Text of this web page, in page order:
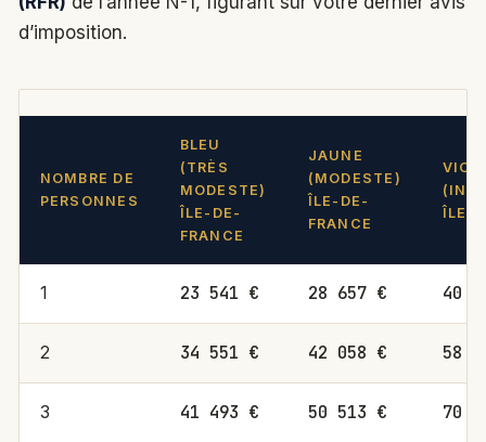
d’imposition.
NOMBRE DE
PERSONNES
BLEU
(TRÈS
MODESTE)
ÎLE-DE-
FRANCE
JAUNE
(MODESTE)
ÎLE-DE-
FRANCE
ÎLE-
1 23 541 € 28 657 € 40
2 34 551 € 42 058 € 58
3 41 493 € 50 513 € 70